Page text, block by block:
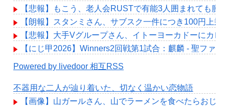
【悲報】もこう、老人会RUSTで有能3人囲まれても腫
【朗報】スタンミさん、サブスク一件につき100円上乗
【悲報】大手Vグループさん、イトーヨーカドーにカ
【にじ甲2026】Winners2回戦第1試合：麒麟 - 聖ファ
Powered by livedoor 相互RSS
不器用な二人が辿り着いた、切なく温かい恋物語
【画像】山ガールさん、山でラーメンを食べたらおじ